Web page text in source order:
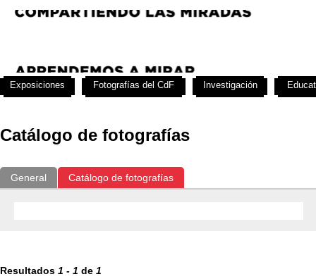
Catálogo de fotografías
General Catálogo de fotografías
Resultados 1 - 1 de 1
Exposiciones Fotografías del CdF Investigación